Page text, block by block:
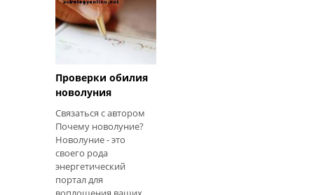
переводе с
древнескандинавског
о, означает
Проверки обилия
новолуния
Связаться с автором
Почему новолуние?
Новолуние - это
своего рода
энергетический
портал для